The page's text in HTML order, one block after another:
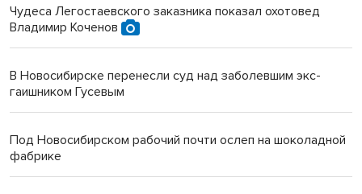
Чудеса Легостаевского заказника показал охотовед
Владимир Коченов
В Новосибирске перенесли суд над заболевшим экс-
гаишником Гусевым
Под Новосибирском рабочий почти ослеп на шоколадной
фабрике